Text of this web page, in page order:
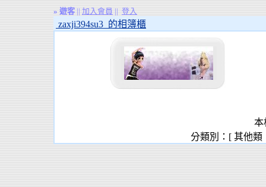
» 遊客 || 加入會員 || 登入
zaxji394su3 的相簿櫃
本
分類別：[ 其他類